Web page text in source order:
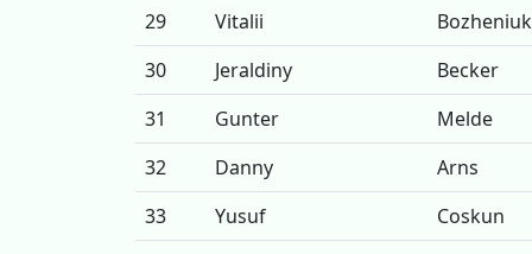
29
Vitalii Bozheniuk
30
Jeraldiny Becker
31
Gunter Melde
32
Danny Arns
33
Yusuf Coskun